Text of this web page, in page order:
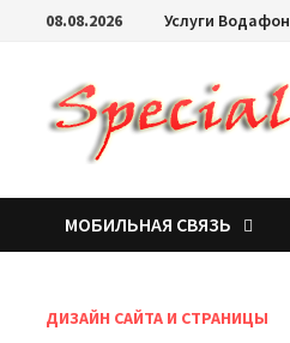
08.08.2026 Услуги Водафон
МОБИЛЬНАЯ СВЯЗЬ
ДИЗАЙН САЙТА И СТРАНИЦЫ